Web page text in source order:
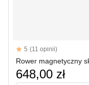
Reviews
5 out of 5 stars
5 (11 opinii)
Rower magnetyczny
648,00 zł